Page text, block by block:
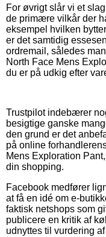
For øvrigt slår vi et
de primære vilkår der
eksempel hvilken
er det samtidig
ordremail, således
North Face Mens
du er på udkig efter
Trustpilot indebærer
besigtige ganske
den grund er det
på online
Mens Exploration
din shopping.
Facebook medfører
at få en idé om e-
faktisk netshops som
publicere en kritik af
udnyttes til vurdering